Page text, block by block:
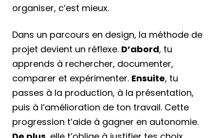
organiser, c’est mieux.
Dans un parcours en design, la méthode de
projet devient un réflexe. D’abord, tu
apprends à rechercher, documenter,
comparer et expérimenter. Ensuite, tu
passes à la production, à la présentation,
puis à l’amélioration de ton travail. Cette
progression t’aide à gagner en autonomie.